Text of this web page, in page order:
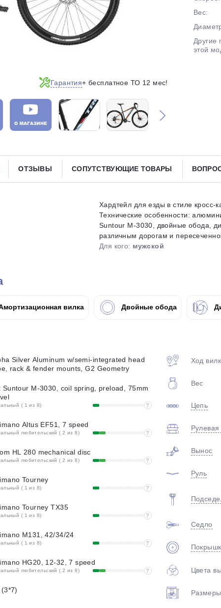
Гарантия+ бесплатное ТО 12 мес!
Вес:
Другие
этой
ОТЗЫВЫ СОПУТСТВУЮЩИЕ ТОВАРЫ
Хардтейл для езды в стиле кросс-
Технические особенности:
Suntour M-3030, двойные обода,
различным дорогам и
Для кого: мужской
вилка Двойные обода
Silver Aluminum w/semi-integrated head
rack & fender mounts, G2 Geometry
Suntour M-3030, coil spring, preload, 75mm
( 1 из 8) ?
Altus EF51, 7 speed
любительский ( 2 из 8) ?
HL 280 mechanical disc
любительский ( 2 из 8) ?
Tourney
( 1 из 8) ?
Tourney TX35
( 1 из 8) ?
M131, 42/34/24
( 1 из 8) ?
HG20, 12-32, 7 speed
любительский ( 2 из 8) ?
(3*7)
Ход
Вес
Цепь
Рулевая
Вынос
Руль
Седло
Цвета
% картой любого банка
Оставшиеся75% будутсписываться
Подробнееоб оплате Плайтом
plait.ru